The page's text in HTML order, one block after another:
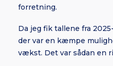
forretning.
Da jeg fik tallene fra
der var en kæmpe
vækst. Det var sådan en